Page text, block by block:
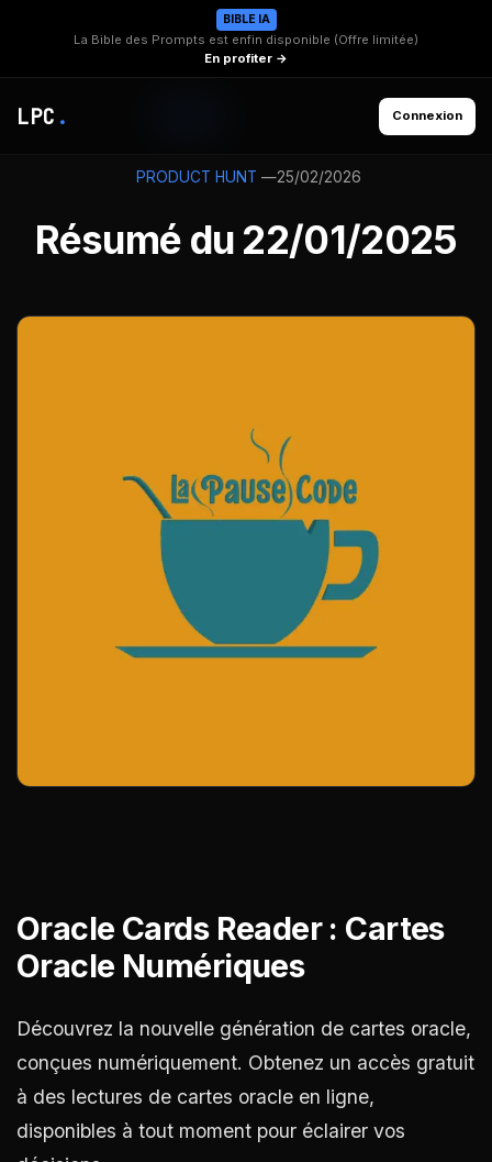
BIBLE IA
La Bible des Prompts est enfin disponible (Offre limitée)
En profiter →
LPC . Connexion
PRODUCT HUNT —25/02/2026
Résumé du 22/01/2025
Oracle Cards Reader : Cartes
Oracle Numériques
Découvrez la nouvelle génération de cartes oracle,
conçues numériquement. Obtenez un accès gratuit
à des lectures de cartes oracle en ligne,
disponibles à tout moment pour éclairer vos